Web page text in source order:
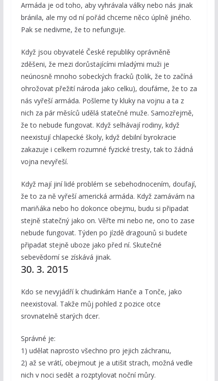
Armáda je od toho, aby vyhrávala války nebo nás jinak
bránila, ale my od ní pořád chceme něco úplně jiného.
Pak se nedivme, že to nefunguje.
Když jsou obyvatelé České republiky oprávněně
zděšeni, že mezi dorůstajícími mladými muži je
neúnosně mnoho sobeckých fracků (tolik, že to začíná
ohrožovat přežití národa jako celku), doufáme, že to za
nás vyřeší armáda. Pošleme ty kluky na vojnu a ta z
nich za pár měsíců udělá statečné muže. Samozřejmě,
že to nebude fungovat. Když selhávají rodiny, když
neexistují chlapecké školy, když debilní byrokracie
zakazuje i celkem rozumné fyzické tresty, tak to žádná
vojna nevyřeší.
Když mají jiní lidé problém se sebehodnocením, doufají,
že to za ně vyřeší americká armáda. Když zamávám na
mariňáka nebo ho dokonce obejmu, budu si připadat
stejně statečný jako on. Věřte mi nebo ne, ono to zase
nebude fungovat. Týden po jízdě dragounů si budete
připadat stejně uboze jako před ní. Skutečné
sebevědomí se získává jinak.
30. 3. 2015
Kdo se nevyjádří k chudinkám Hanče a Tonče, jako
neexistoval. Takže můj pohled z pozice otce
srovnatelně starých dcer.
Správné je:
1) udělat naprosto všechno pro jejich záchranu,
2) až se vrátí, obejmout je a utišit strach, možná vedle
nich v noci sedět a rozptylovat noční můry.